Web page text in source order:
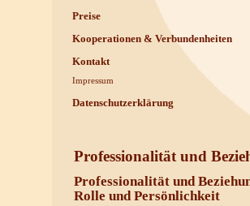
Preise
Kooperationen & Verbundenheiten
Kontakt
Impressum
Datenschutzerklärung
Professionalität und
Professionalität und
Rolle und Persönlichkeit